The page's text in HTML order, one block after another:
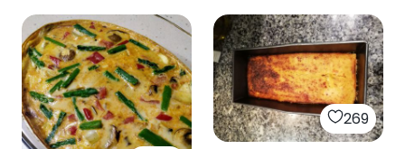
269